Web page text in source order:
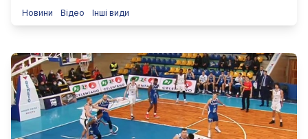
Новини Відео Інші види